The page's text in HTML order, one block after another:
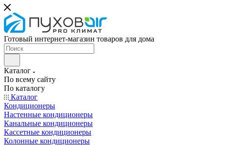
Готовый интернет-магазин товаров для дома
Каталог
По всему сайту
По каталогу
Каталог
Кондиционеры
Настенные кондиционеры
Канальные кондиционеры
Кассетные кондиционеры
Колонные кондиционеры